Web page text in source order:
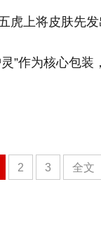
灵”作为核心包
2 3 全文